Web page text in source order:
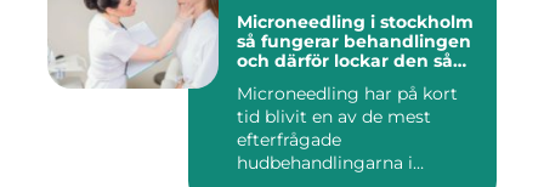
Microneedling i stockholm
så fungerar behandlingen
och därför lockar den så
Microneedling har på kort
tid blivit en av de mest
efterfrågade
hudbehandlingarna i